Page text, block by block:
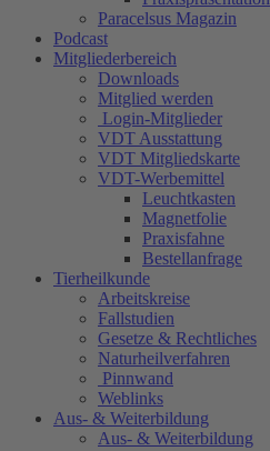
Paracelsus Magazin
Podcast
Mitgliederbereich
Downloads
Mitglied werden
Login-Mitglieder
VDT Ausstattung
VDT Mitgliedskarte
VDT-Werbemittel
Leuchtkasten
Magnetfolie
Praxisfahne
Bestellanfrage
Tierheilkunde
Arbeitskreise
Fallstudien
Gesetze & Rechtliches
Naturheilverfahren
Pinnwand
Weblinks
Aus- & Weiterbildung
Aus- & Weiterbildung